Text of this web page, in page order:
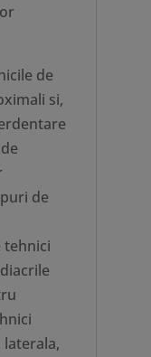
de
si,
de